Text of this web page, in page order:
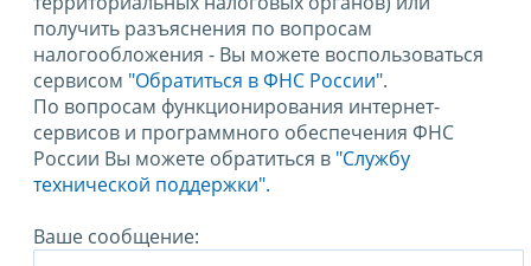
получить разъяснения по вопросам
налогообложения - Вы можете воспользоваться
сервисом "Обратиться в ФНС России".
По вопросам функционирования интернет-
сервисов и программного обеспечения ФНС
России Вы можете обратиться в "Службу
технической поддержки".
Ваше сообщение: